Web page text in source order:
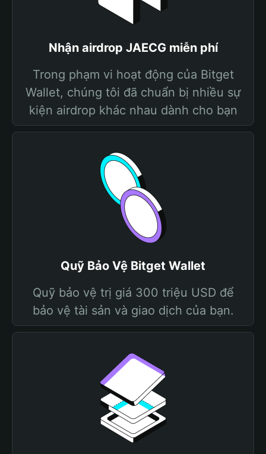
Nhận airdrop JAECG miễn phí
Trong phạm vi hoạt động của Bitget
Wallet, chúng tôi đã chuẩn bị nhiều sự
kiện airdrop khác nhau dành cho bạn
Quỹ Bảo Vệ Bitget Wallet
Quỹ bảo vệ trị giá 300 triệu USD để
bảo vệ tài sản và giao dịch của bạn.